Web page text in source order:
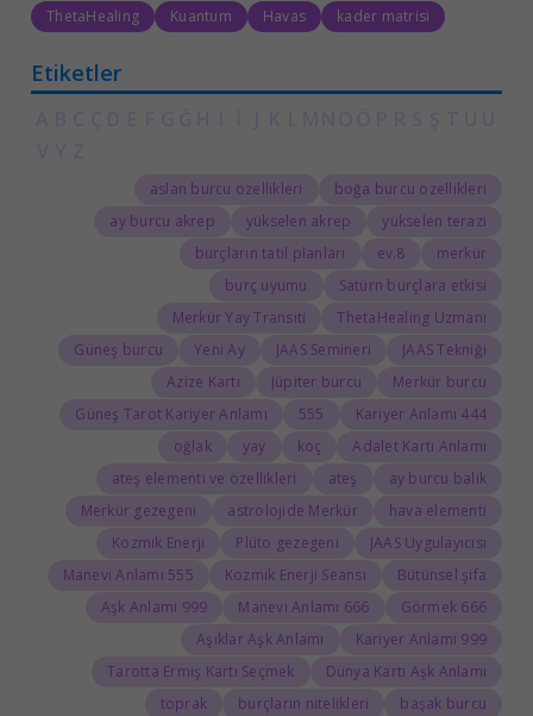
ThetaHealing
Kuantum Havas kader matrisi
Etiketler
boğa burcu özellikleri
aslan burcu özellikleri
yükselen terazi
yükselen akrep
ay burcu akrep
merkür
8.ev
burçların tatil planları
Satürn burçlara etkisi
burç uyumu
ThetaHealing Uzmanı
Merkür Yay Transiti
JAAS Tekniği
JAAS Semineri
Yeni Ay
Güneş burcu
Merkür burcu
Jüpiter burcu
Azize Kartı
444 Kariyer Anlamı
555
Güneş Tarot Kariyer Anlamı
Adalet Kartı Anlamı
koç
yay
oğlak
ay burcu balık
ateş
ateş elementi ve özellikleri
hava elementi
astrolojide Merkür
Merkür gezegeni
JAAS Uygulayıcısı
Plüto gezegeni
Kozmik Enerji
Bütünsel şifa
Kozmik Enerji Seansı
555 Manevi Anlamı
666 Görmek
666 Manevi Anlamı
999 Aşk Anlamı
999 Kariyer Anlamı
Aşıklar Aşk Anlamı
Dünya Kartı Aşk Anlamı
Tarotta Ermiş Kartı Seçmek
başak burcu
burçların nitelikleri
toprak